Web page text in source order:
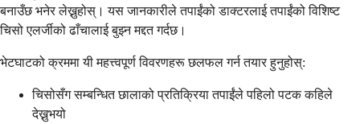
बनाउँछ भनेर लेख्नुहोस्। यस जानकारीले तपाईंको डाक्टरलाई तपाईंको विशिष्ट
चिसो एलर्जीको ढाँचालाई बुझ्न मद्दत गर्दछ।
भेटघाटको क्रममा यी महत्त्वपूर्ण विवरणहरू छलफल गर्न तयार हुनुहोस्:
चिसोसँग सम्बन्धित छालाको प्रतिक्रिया तपाईंले पहिलो पटक कहिले
देख्नुभयो